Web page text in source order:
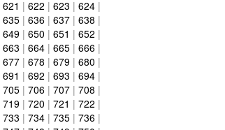
621 | 622 | 623 | 624|
635| 636| 637| 638 |
649| 650 | 651 | 652 |
663 | 664| 665| 666|
677| 678 | 679| 680 |
691 | 692 | 693 | 694|
705| 706| 707| 708 |
719| 720 | 721 | 722 |
733 | 734| 735| 736|